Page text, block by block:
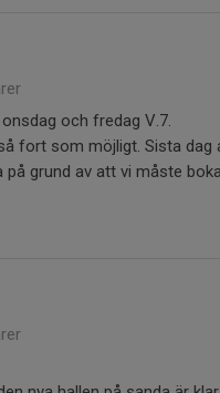
och fredag V.7.
fort som möjligt. Sista dag
på grund av att vi måste